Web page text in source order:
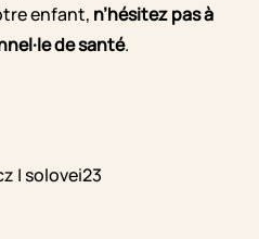
enfant, n’hésitez pas à
de santé.
| solovei23